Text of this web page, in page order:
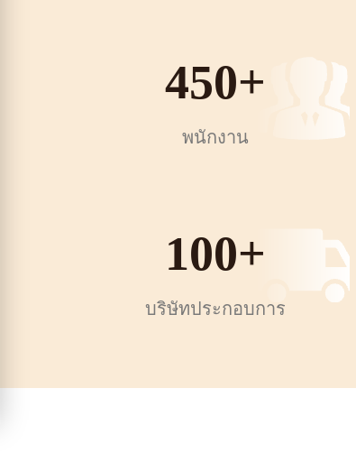
450+
พนักงาน
100+
บริษัทประกอบการ